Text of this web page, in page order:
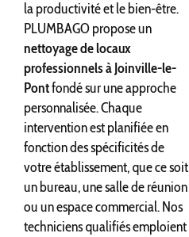
la productivité et le bien-être.
PLUMBAGO propose un
nettoyage de locaux
professionnels à Joinville-le-
Pontfondé sur une approche
personnalisée. Chaque
intervention est planifiée en
fonction des spécificités de
votre établissement, que ce soit
un bureau, une salle de réunion
ou un espace commercial. Nos
techniciens qualifiés emploient